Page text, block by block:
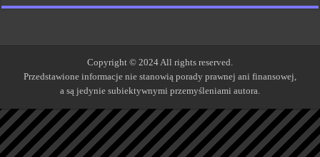
Copyright © 2024 All rights reserved.
Przedstawione informacje nie stanowią porady prawnej ani finansowej,
a są jedynie subiektywnymi przemyśleniami autora.